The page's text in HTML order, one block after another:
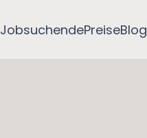
JobsuchendePreiseBlog